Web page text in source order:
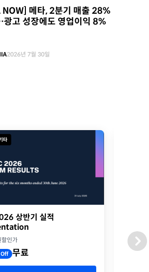
NOW] 메타, 2분기 매출 28%
고 성장에도 영업이익 8%
2026년 7월 30일
타
상반기 실적
인가
무료
유료회원